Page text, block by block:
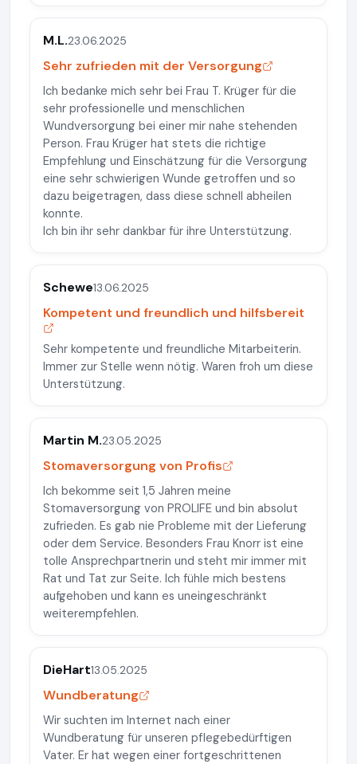
M.L.23.06.2025
Sehr zufrieden mit der Versorgung
Ich bedanke mich sehr bei Frau T. Krüger für die
sehr professionelle und menschlichen
Wundversorgung bei einer mir nahe stehenden
Person. Frau Krüger hat stets die richtige
Empfehlung und Einschätzung für die Versorgung
eine sehr schwierigen Wunde getroffen und so
dazu beigetragen, dass diese schnell abheilen
konnte.
Ich bin ihr sehr dankbar für ihre Unterstützung.
Schewe13.06.2025
Kompetent und freundlich und hilfsbereit
Sehr kompetente und freundliche Mitarbeiterin.
Immer zur Stelle wenn nötig. Waren froh um diese
Unterstützung.
Martin M.23.05.2025
Stomaversorgung von Profis
Ich bekomme seit 1,5 Jahren meine
Stomaversorgung von PROLIFE und bin absolut
zufrieden. Es gab nie Probleme mit der Lieferung
oder dem Service. Besonders Frau Knorr ist eine
tolle Ansprechpartnerin und steht mir immer mit
Rat und Tat zur Seite. Ich fühle mich bestens
aufgehoben und kann es uneingeschränkt
weiterempfehlen.
DieHart13.05.2025
Wundberatung
Wir suchten im Internet nach einer
Wundberatung für unseren pflegebedürftigen
Vater. Er hat wegen einer fortgeschrittenen